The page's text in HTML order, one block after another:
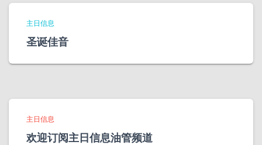
主日信息
圣诞佳音
主日信息
欢迎订阅主日信息油管频道